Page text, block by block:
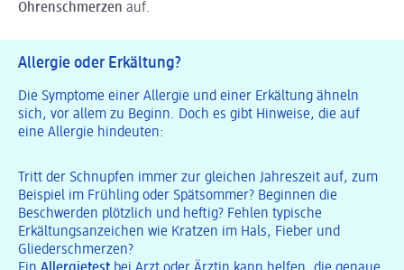
Ohrenschmerzen auf.
Allergie oder Erkältung?
Die Symptome einer Allergie und einer Erkältung ähneln
sich, vor allem zu Beginn. Doch es gibt Hinweise, die auf
eine Allergie hindeuten:
Tritt der Schnupfen immer zur gleichen Jahreszeit auf, zum
Beispiel im Frühling oder Spätsommer? Beginnen die
Beschwerden plötzlich und heftig? Fehlen typische
Erkältungsanzeichen wie Kratzen im Hals, Fieber und
Gliederschmerzen?